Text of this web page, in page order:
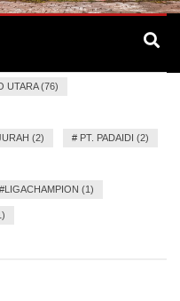
UTARA (76)
(2) # PT. PADAIDI (2)
(1)